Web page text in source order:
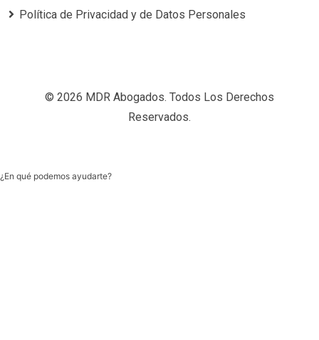
Política de Privacidad y de Datos Personales
© 2026 MDR Abogados. Todos Los Derechos
Reservados.
¿En qué podemos ayudarte?